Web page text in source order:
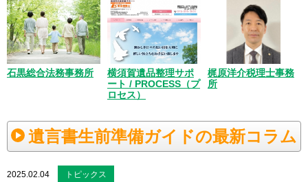
石黒総合法務事務所
横須賀遺品整理サポ
ート / PROCESS（プ
ロセス）
梶原洋介税理士事務
所
遺言書生前準備ガイドの最新コラム
2025.02.04 トピックス